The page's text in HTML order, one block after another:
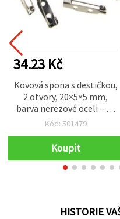
34.23 Kč
Kovová spona s destičkou,
2 otvory, 20×5×5 mm,
barva nerezové oceli – 50
ks
Kód: 501479
Koupit
HISTORIE